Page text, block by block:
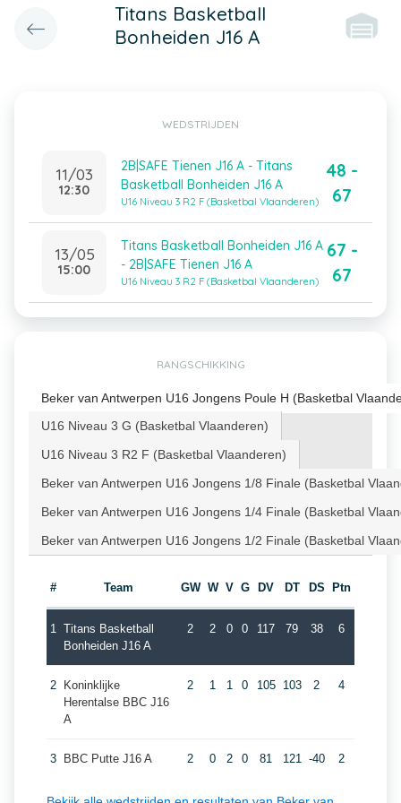
Titans Basketball
Bonheiden J16 A
WEDSTRIJDEN
11/03
12:30
2B|SAFE Tienen J16 A - Titans
Basketball Bonheiden J16 A
U16 Niveau 3 R2 F (Basketbal Vlaanderen)
48 -
67
13/05
15:00
Titans Basketball Bonheiden J16 A
- 2B|SAFE Tienen J16 A
U16 Niveau 3 R2 F (Basketbal Vlaanderen)
67 -
67
RANGSCHIKKING
Beker van Antwerpen U16 Jongens Poule H (Basketbal
U16 Niveau 3 G (Basketbal Vlaanderen)
U16 Niveau 3 R2 F (Basketbal Vlaanderen)
Beker van Antwerpen U16 Jongens 1/8 Finale (Basketbal
Beker van Antwerpen U16 Jongens 1/4 Finale (Basketbal
Beker van Antwerpen U16 Jongens 1/2 Finale (Basketbal
# Team GW W V G DV DT DS Ptn
1 Titans Basketball
Bonheiden J16 A
2 2 0 0 117 79 38 6
2
Koninklijke
Herentalse BBC J16
A
2 1 1 0 105 103 2 4
3 BBC Putte J16 A 2 0 2 0 81 121 -40 2